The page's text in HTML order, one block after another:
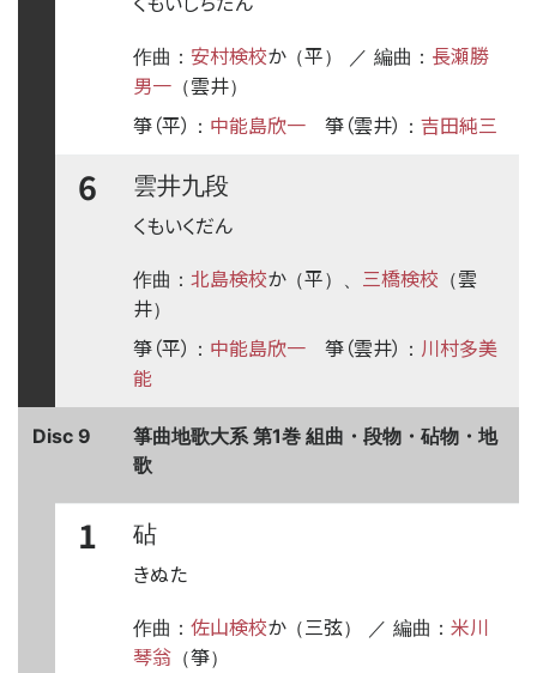
作曲： 安村検校か（平） ／ 編曲： 長瀬勝
男一 （雲井）
箏（平） ： 中能島欣一 箏（雲井） ： 吉田純三
6
雲井九段
くもいくだん
作曲： 北島検校か（平）、 三橋検校 （雲
井）
箏（平） ： 中能島欣一 箏（雲井） ： 川村多美
能
Disc 9
箏曲地歌大系 第1巻 組曲・段物・砧物・地
歌
1
砧
きぬた
作曲： 佐山検校か（三弦） ／ 編曲： 米川
琴翁 （箏）